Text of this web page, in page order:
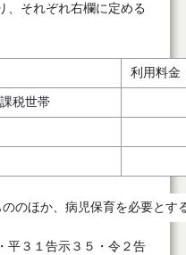
、それぞれ右欄に定める
利用料金
税世帯
のほか、病児保育を必要と
平３１告示３５・令２告